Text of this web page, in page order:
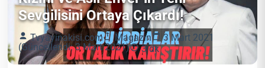
Sevgilisini Ortaya Çıkardı!
Tvyayinakisi.com Magazin
3 Mart 2021
(Güncellendi: 3 Mart 2021)
3 dk